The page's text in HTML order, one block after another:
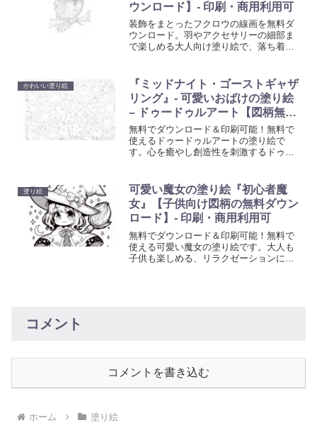
ウンロード】- 印刷・商用利用可
装飾をまとったフクロウの線画を無料ダ
ウンロード。羽やアクセサリーの細部ま
で楽しめる大人向け塗り絵で、落ち着い
に。
かわいい塗り絵
『ミッドナイト・ゴーストギャザ
リング』- 可愛いおばけの塗り絵
– ドゥードゥルアート【図柄無料
ダウンロード】- 印刷・商用利用
可
無料でダウンロード＆印刷可能！無料で
使えるドゥードゥルアートの塗り絵で
す。心を癒やし創造性を刺激するドゥー
しめる、リラクゼーションに最適なアー
ト活動を始めましょう。
塗り絵
可愛い魔女の塗り絵『初心者魔
女』【子供向け図柄の無料ダウン
ロード】- 印刷・商用利用可
無料でダウンロード＆印刷可能！無料で
使える可愛い魔女の塗り絵です。大人も
子供も楽しめる、リラクゼーションに最
コメント
コメントを書き込む
ホーム 塗り絵